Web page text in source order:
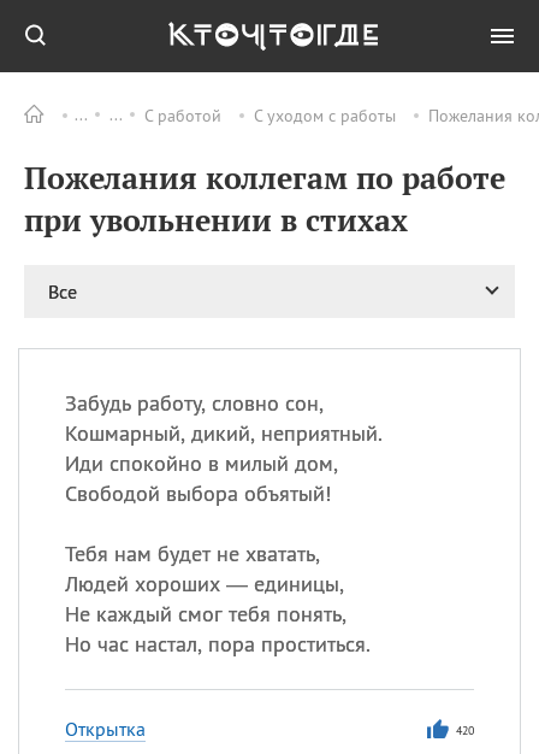
С работой С уходом с работы Пожелания
Пожелания коллегам по работе
при увольнении в стихах
Все
Забудь работу, словно сон,
Кошмарный, дикий, неприятный.
Иди спокойно в милый дом,
Свободой выбора объятый!
Тебя нам будет не хватать,
Людей хороших — единицы,
Не каждый смог тебя понять,
Но час настал, пора проститься.
Открытка 420
ПРАЗДНИКИ Все
08.08 День «Счастье
случается» (Happiness
Happens Day)
великомученика
покровителя всех
врачей и целителя
09.08 День книголюбов (Book
ИМЕНА
Сегодня празднуют именины